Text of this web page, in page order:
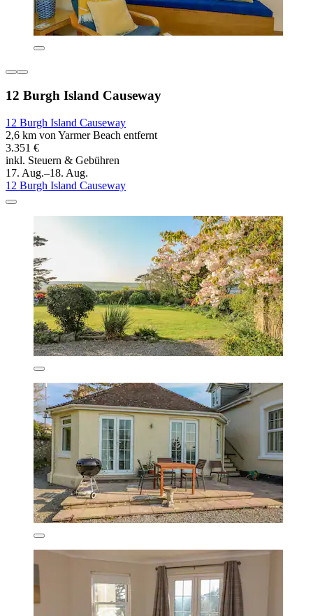
12 Burgh Island Causeway
12 Burgh Island Causeway
2,6 km von Yarmer Beach entfernt
3.351 €
inkl. Steuern & Gebühren
17. Aug.–18. Aug.
12 Burgh Island Causeway